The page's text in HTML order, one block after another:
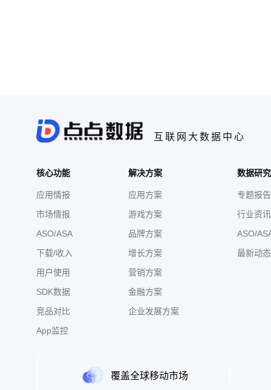
互联网大数据中心
核心功能
应用情报
市场情报
ASO/ASA
下载/收入
用户使用
SDK数据
竞品对比
App监控
解决方案
应用方案
游戏方案
品牌方案
增长方案
营销方案
金融方案
企业发展方案
数据研
专题报告
行业资讯
ASO/
最新动态
覆盖全球移动市场